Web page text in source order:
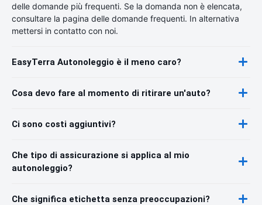
delle domande più frequenti. Se la domanda non è elencata,
consultare la pagina delle domande frequenti. In alternativa
mettersi in contatto con noi.
EasyTerra Autonoleggio è il meno caro?
Cosa devo fare al momento di ritirare un'auto?
Ci sono costi aggiuntivi?
Che tipo di assicurazione si applica al mio
autonoleggio?
Che significa etichetta senza preoccupazioni?